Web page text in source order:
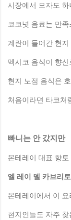
시장에서 모자도
코코넛 음료는 만족
계란이 들어간 현지
멕시코 음식이 향
현지 노점 음식은
처음이라면 타코처
빠니는 안 갔지만
몬테레이 대표 향토
엘 레이 델 카브리
몬테레이에서 이
현지인들도 자주